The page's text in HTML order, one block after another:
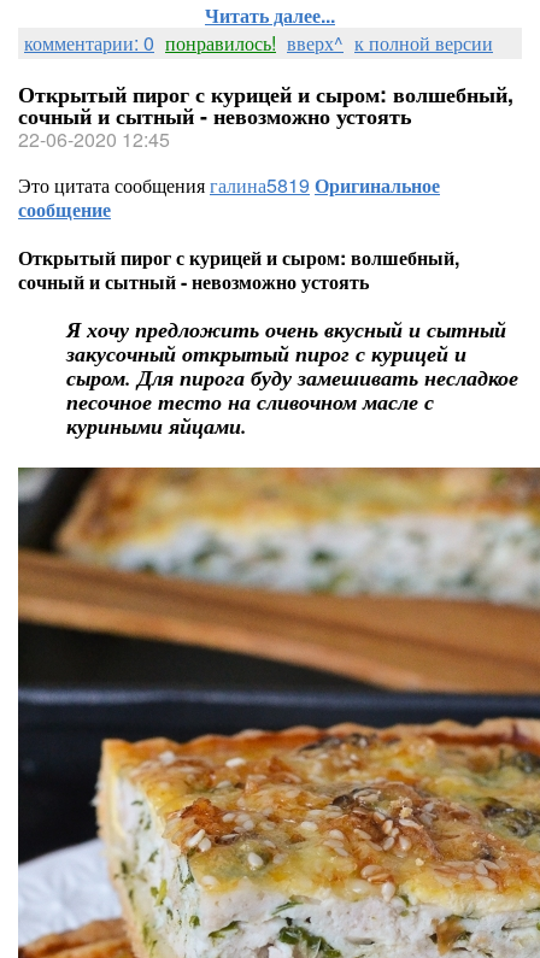
Читать далее...
комментарии: 0 понравилось! вверх^ к полной версии
Открытый пирог с курицей и сыром: волшебный,
сочный и сытный - невозможно устоять
22-06-2020 12:45
Это цитата сообщениягалина5819 Оригинальное
сообщение
Открытый пирог с курицей и сыром: волшебный,
сочный и сытный - невозможно устоять
Я хочу предложить очень вкусный и сытный
закусочный открытый пирог с курицей и
сыром. Для пирога буду замешивать несладкое
песочное тесто на сливочном масле с
куриными яйцами.